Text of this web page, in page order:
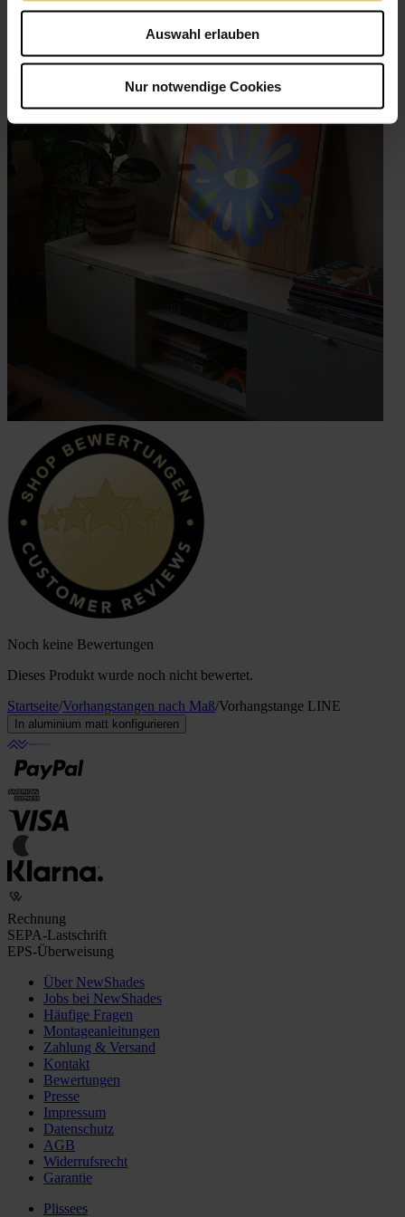
Auswahl erlauben
Nur notwendige Cookies
Noch keine Bewertungen
Dieses Produkt wurde noch nicht bewertet.
Startseite/Vorhangstangen nach Maß/Vorhangstange LINE
In aluminium matt konfigurieren
Rechnung
SEPA-Lastschrift
EPS-Überweisung
Über NewShades
Jobs bei NewShades
Häufige Fragen
Montageanleitungen
Zahlung & Versand
Kontakt
Bewertungen
Presse
Impressum
Datenschutz
AGB
Widerrufsrecht
Garantie
Plissees